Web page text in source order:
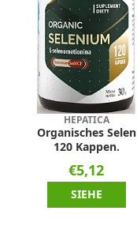
HEPATICA
Organisches Selen
120 Kappen.
€5,12
SIEHE